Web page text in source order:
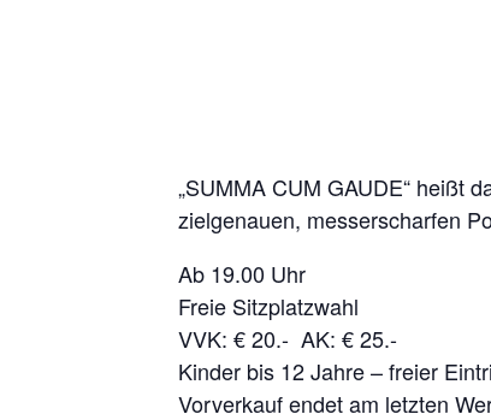
„SUMMA CUM GAUDE“ heißt
zielgenauen, messerscharfen
Ab 19.00 Uhr
Freie Sitzplatzwahl
VVK: € 20.- AK: € 25.-
Kinder bis 12 Jahre – freier
Vorverkauf endet am letzten